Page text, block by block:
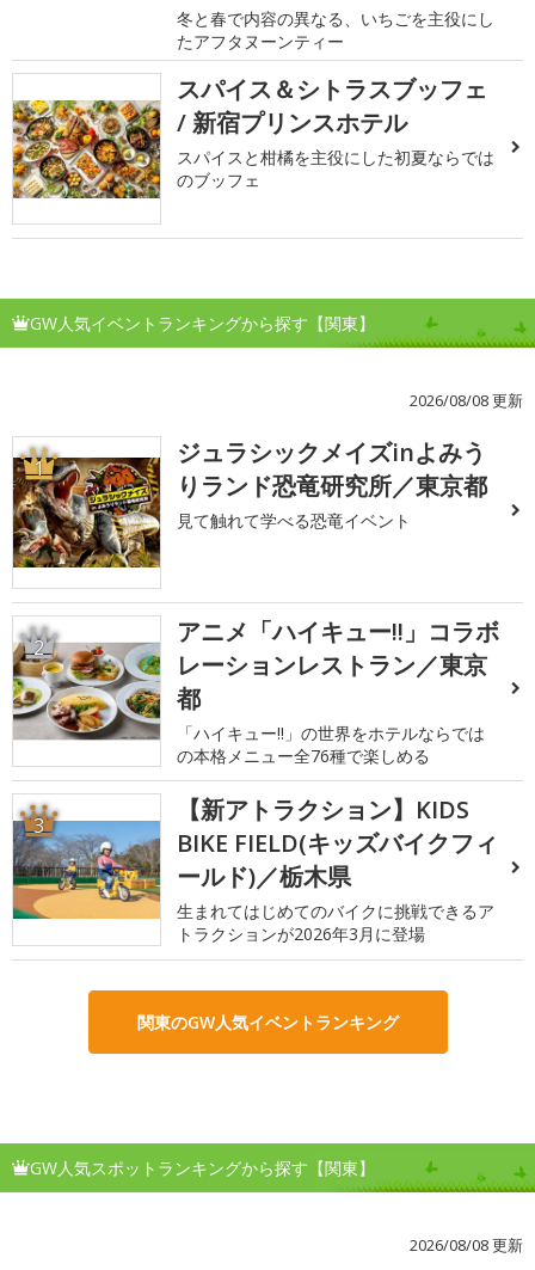
冬と春で内容の異なる、いちごを主役にし
たアフタヌーンティー
スパイス＆シトラスブッフェ
/ 新宿プリンスホテル
スパイスと柑橘を主役にした初夏ならでは
のブッフェ
GW人気イベントランキングから探す【関東】
2026/08/08 更新
1
ジュラシックメイズinよみう
りランド恐竜研究所／東京都
見て触れて学べる恐竜イベント
2
アニメ「ハイキュー!!」コラボ
レーションレストラン／東京
都
「ハイキュー!!」の世界をホテルならでは
の本格メニュー全76種で楽しめる
3
【新アトラクション】KIDS
BIKE FIELD(キッズバイクフィ
ールド)／栃木県
生まれてはじめてのバイクに挑戦できるア
トラクションが2026年3月に登場
関東のGW人気イベントランキング
GW人気スポットランキングから探す【関東】
2026/08/08 更新